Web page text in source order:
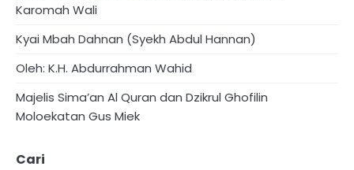
Karomah Wali
Kyai Mbah Dahnan (Syekh Abdul Hannan)
Oleh: K.H. Abdurrahman Wahid
Majelis Sima’an Al Quran dan Dzikrul Ghofilin
Moloekatan Gus Miek
Cari